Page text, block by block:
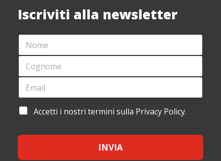
Iscriviti alla newsletter
*
O
E
N
M
*
C
G
O
E
E
A
I
L
A
E
T
Accetti i nostri termini sulla Privacy Policy.
INVIA